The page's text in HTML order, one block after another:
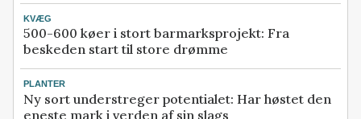
KVÆG
500-600 køer i stort barmarksprojekt: Fra
beskeden start til store drømme
PLANTER
Ny sort understreger potentialet: Har høstet den
eneste mark i verden af sin slags